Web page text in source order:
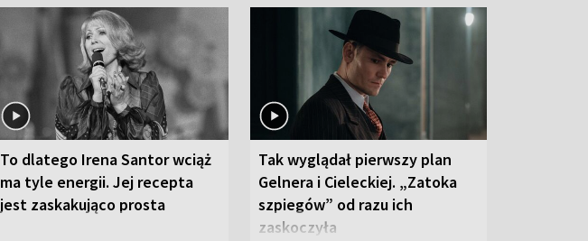
To dlatego Irena Santor wciąż
ma tyle energii. Jej recepta
jest zaskakująco prosta
Tak wyglądał pierwszy plan
Gelnera i Cieleckiej. „Zatoka
szpiegów” od razu ich
zaskoczyła